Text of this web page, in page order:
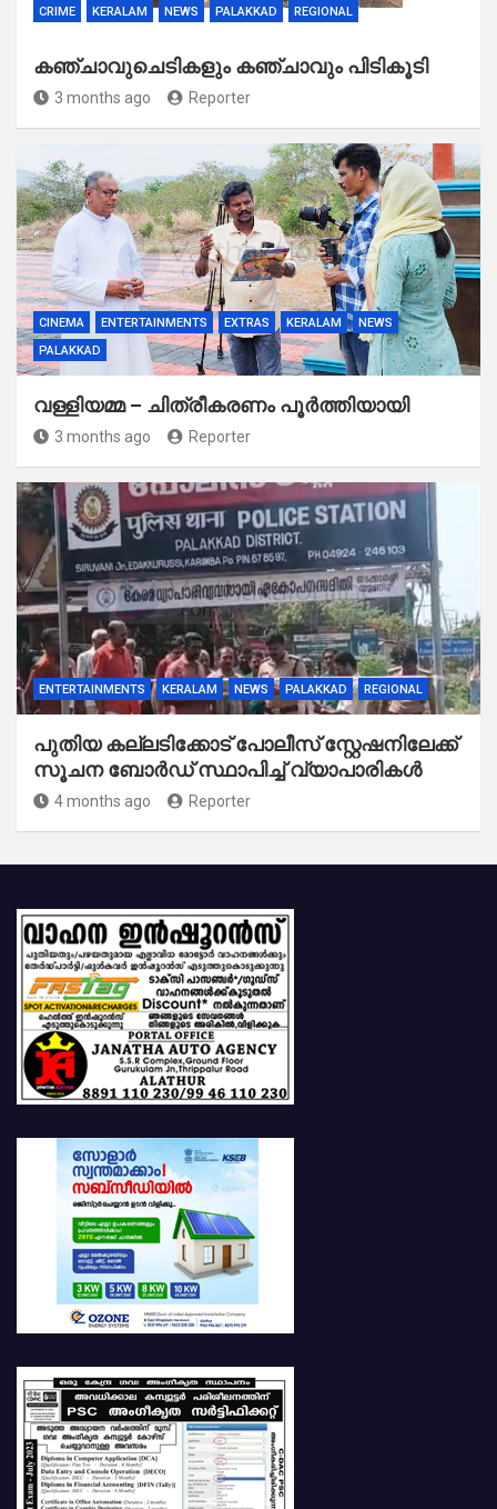
CRIME KERALAM NEWS PALAKKAD REGIONAL
കഞ്ചാവുചെടികളും കഞ്ചാവും പിടികൂടി
3 months ago Reporter
CINEMA ENTERTAINMENTS EXTRAS KERALAM
NEWS
PALAKKAD
വള്ളിയമ്മ – ചിത്രീകരണം പൂർത്തിയായി
3 months ago Reporter
ENTERTAINMENTS KERALAM NEWS PALAKKAD REGIONAL
പുതിയ കല്ലടിക്കോട് പോലീസ് സ്റ്റേഷനിലേക്ക്
സൂചന ബോർഡ് സ്ഥാപിച്ച് വ്യാപാരികൾ
4 months ago Reporter